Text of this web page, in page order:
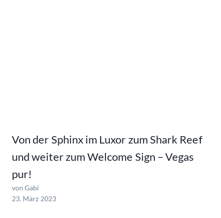
Von der Sphinx im Luxor zum Shark Reef
und weiter zum Welcome Sign – Vegas
pur!
von Gabi
23. März 2023